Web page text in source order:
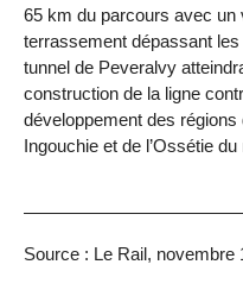
65 km du parcours avec un
terrassement dépassant les
tunnel de Peveralvy
construction de la ligne
développement des
Ingouchie et de l’Ossétie du
Source : Le Rail, novembre